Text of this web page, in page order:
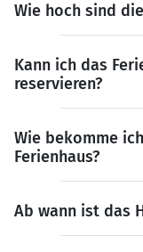
Wie hoch sind
Kann ich das
reservieren?
Wie bekomme
Ferienhaus?
Ab wann ist das